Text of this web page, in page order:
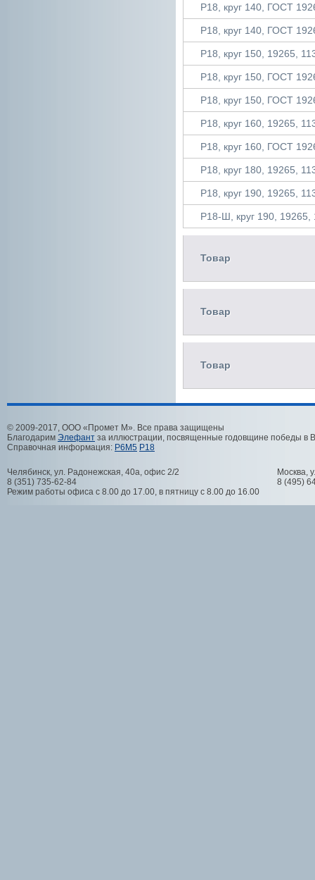
Р18, круг 140, ГОСТ
Р18, круг 140, ГОСТ
Р18, круг 150, 19265,
Р18, круг 150, ГОСТ
Р18, круг 150, ГОСТ
Р18, круг 160, 19265,
Р18, круг 160, ГОСТ
Р18, круг 180, 19265,
Р18, круг 190, 19265,
Р18-Ш, круг 190, 19265,
Товар
Товар
Товар
© 2009-2017, ООО «Промет М». Все права защищены
Благодарим Элефант за иллюстрации, посвященные годовщине победы в
Справочная информация: Р6М5 Р18
Челябинск, ул. Радонежская, 40а, офис 2/2
8 (351) 735-62-84
Режим работы офиса с 8.00 до 17.00, в пятницу с 8.00 до 16.00
Москва,
8 (495)